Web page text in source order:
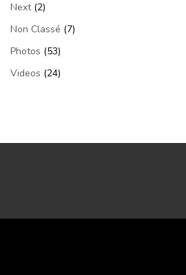
Next(2)
Non Classé (7)
Photos (53)
Videos (24)